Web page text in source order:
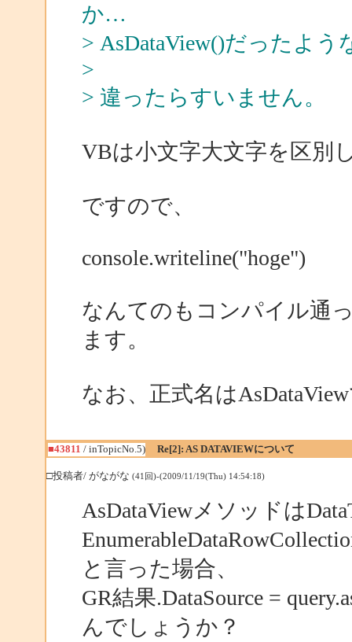
か…
> AsDataView()だったよ
>
> 違ったらすいません。
VBは小文字大文字を区別
ですので、
console.writeline("hoge")
なんてのもコンパイル通
ます。
なお、正式名は
■43811 / inTopicNo.5) Re[2]: AS DATAVIEWについて
□投稿者/ がながな (41回)-(2009/11/19(Thu) 14:54:18)
AsDataViewメソッドは
と言った場合、
GR結果.DataSource =
んでしょうか？